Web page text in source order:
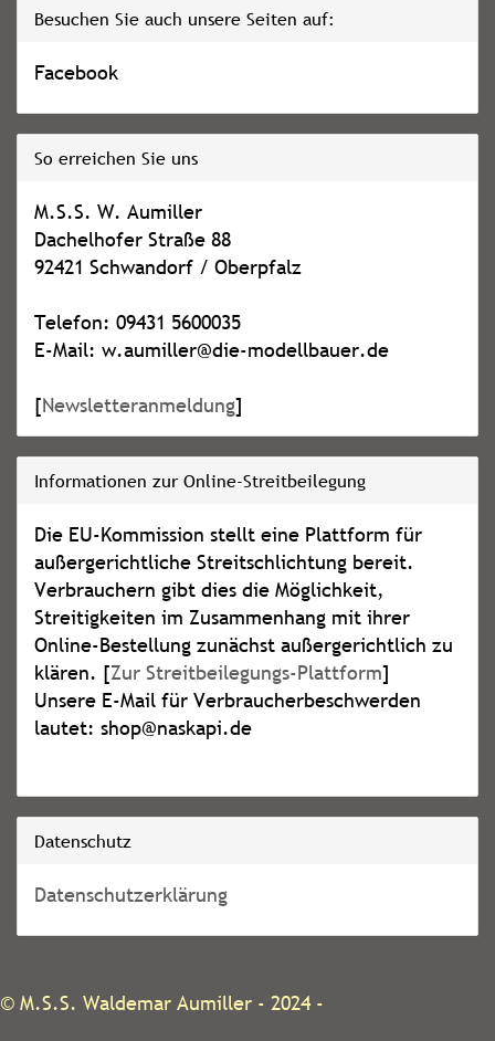
Besuchen Sie auch unsere Seiten auf:
Facebook
So erreichen Sie uns
M.S.S. W. Aumiller
Dachelhofer Straße 88
92421 Schwandorf / Oberpfalz
Telefon: 09431 5600035
E-Mail: w.aumiller@die-modellbauer.de
[Newsletteranmeldung]
Informationen zur Online-Streitbeilegung
Die EU-Kommission stellt eine Plattform für
außergerichtliche Streitschlichtung bereit.
Verbrauchern gibt dies die Möglichkeit,
Streitigkeiten im Zusammenhang mit ihrer
Online-Bestellung zunächst außergerichtlich zu
klären. [Zur Streitbeilegungs-Plattform]
Unsere E-Mail für Verbraucherbeschwerden
lautet: shop@naskapi.de
Datenschutz
Datenschutzerklärung
© M.S.S. Waldemar Aumiller - 2024 -